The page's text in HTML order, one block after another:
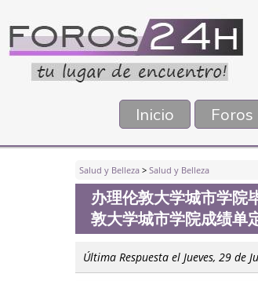
Inicio Foros
Salud y Belleza > Salud y Belleza
办理伦敦大学城市学院
敦大学城市学院成绩单
Última Respuesta el Jueves, 29 de